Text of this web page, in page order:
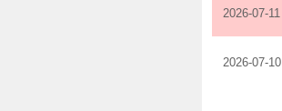
2026-07-11
2026-07-10